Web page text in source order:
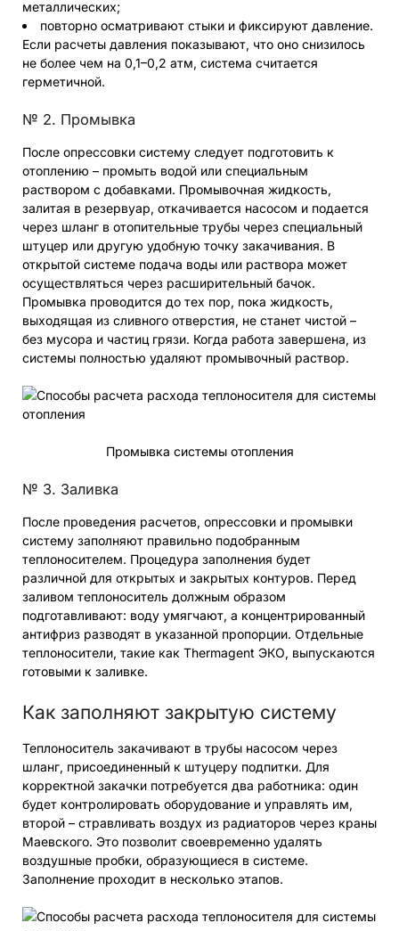
металлических;
повторно осматривают стыки и фиксируют давление.
Если расчеты давления показывают, что оно снизилось
не более чем на 0,1–0,2 атм, система считается
герметичной.
№ 2. Промывка
После опрессовки систему следует подготовить к
отоплению – промыть водой или специальным
раствором с добавками. Промывочная жидкость,
залитая в резервуар, откачивается насосом и подается
через шланг в отопительные трубы через специальный
штуцер или другую удобную точку закачивания. В
открытой системе подача воды или раствора может
осуществляться через расширительный бачок.
Промывка проводится до тех пор, пока жидкость,
выходящая из сливного отверстия, не станет чистой –
без мусора и частиц грязи. Когда работа завершена, из
системы полностью удаляют промывочный раствор.
Промывка системы отопления
№ 3. Заливка
После проведения расчетов, опрессовки и промывки
систему заполняют правильно подобранным
теплоносителем. Процедура заполнения будет
различной для открытых и закрытых контуров. Перед
заливом теплоноситель должным образом
подготавливают: воду умягчают, а концентрированный
антифриз разводят в указанной пропорции. Отдельные
теплоносители, такие как Thermagent ЭКО, выпускаются
готовыми к заливке.
Как заполняют закрытую систему
Теплоноситель закачивают в трубы насосом через
шланг, присоединенный к штуцеру подпитки. Для
корректной закачки потребуется два работника: один
будет контролировать оборудование и управлять им,
второй – стравливать воздух из радиаторов через краны
Маевского. Это позволит своевременно удалять
воздушные пробки, образующиеся в системе.
Заполнение проходит в несколько этапов.